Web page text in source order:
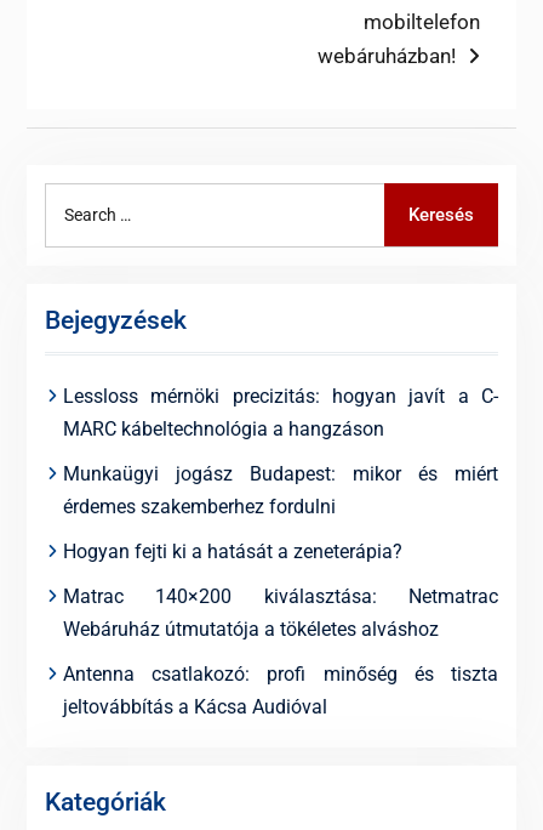
mobiltelefon
webáruházban!
Keresés
Bejegyzések
Lessloss mérnöki precizitás: hogyan javít a C-
MARC kábeltechnológia a hangzáson
Munkaügyi jogász Budapest: mikor és miért
érdemes szakemberhez fordulni
Hogyan fejti ki a hatását a zeneterápia?
Matrac 140×200 kiválasztása: Netmatrac
Webáruház útmutatója a tökéletes alváshoz
Antenna csatlakozó: profi minőség és tiszta
jeltovábbítás a Kácsa Audióval
Kategóriák